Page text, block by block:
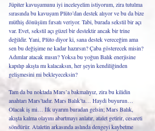
Jüpiter kavuşumunu iyi inceleyelim istiyorum, zira tutulma
sırasında bu kavuşum Plüto’dan destek alıyor ve bu da bize
müthiş dönüşüm fırsatı veriyor. Tabi, burada sekstil bir açı
var. Evet, sekstil açı güzel bir destektir ancak bir trine
değildir. Yani, Plüto diyor ki, sana destek vereceğim ama
sen bu değişime ne kadar hazırsın? Çaba gösterecek misin?
Adımlar atacak mısın? Yoksa bu yoğun Balık enerjisine
kapılıp akışta mı kalacaksın, her şeyin kendiliğinden
gelişmesini mi bekleyeceksin?
Tam da bu noktada Mars’a bakmalıyız, zira bu kilidin
anahtarı Mars’tadır. Mars Balık’ta… Haydi buyurun…
Olacak iş mi… İlk uyarım buradan gelsin; Mars Balık,
akışta kalma olayını abartmayı anlatır, atalet getirir, cesareti
söndürür. Ataletin arkasında aslında dengeyi kaybetme